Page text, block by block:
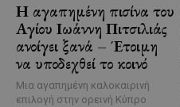
Η αγαπημένη πισίνα του
Αγίου Ιωάννη Πιτσιλιάς
ανοίγει ξανά – Έτοιμη
να υποδεχθεί το κοινό
Μια αγαπημένη καλοκαιρινή
επιλογή στην ορεινή Κύπρο